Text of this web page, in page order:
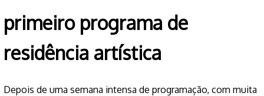
primeiro programa de
residência artística
Depois de uma semana intensa de programação, com muita